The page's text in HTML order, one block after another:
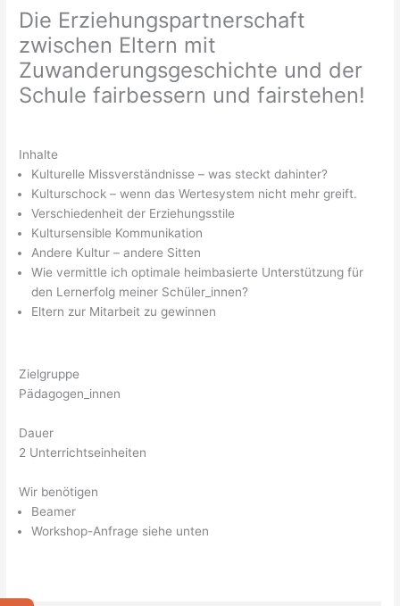
Die Erziehungspartnerschaft
zwischen Eltern mit
Zuwanderungsgeschichte und der
Schule fairbessern und fairstehen!
Inhalte
Kulturelle Missverständnisse – was steckt dahinter?
Kulturschock – wenn das Wertesystem nicht mehr greift.
Verschiedenheit der Erziehungsstile
Kultursensible Kommunikation
Andere Kultur – andere Sitten
Wie vermittle ich optimale heimbasierte Unterstützung für
den Lernerfolg meiner Schüler_innen?
Eltern zur Mitarbeit zu gewinnen
Zielgruppe
Pädagogen_innen
Dauer
2 Unterrichtseinheiten
Wir benötigen
Beamer
Workshop-Anfrage siehe unten